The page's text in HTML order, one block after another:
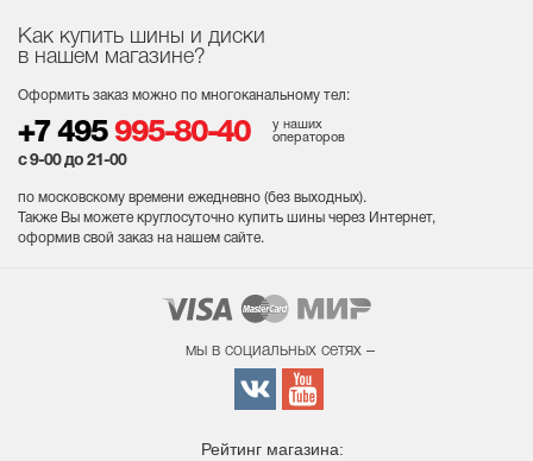
Как купить шины и диски
в нашем магазине?
Оформить заказ можно по многоканальному тел:
+7 495 995-80-40
у наших
операторов
с 9-00 до 21-00
по московскому времени ежедневно (без выходных).
Также Вы можете круглосуточно купить шины через Интернет,
оформив свой заказ на нашем сайте.
мы в социальных сетях –
Рейтинг магазина: